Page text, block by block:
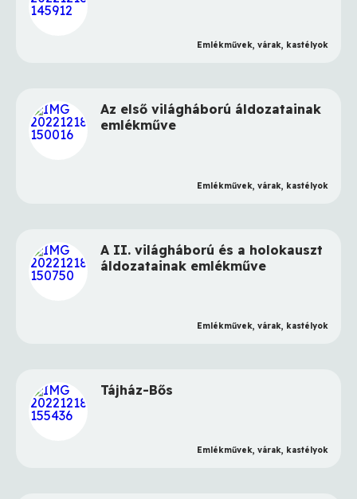
Emlékművek, várak, kastélyok
Az első világháború áldozatainak
emlékműve
Emlékművek, várak, kastélyok
A II. világháború és a holokauszt
áldozatainak emlékműve
Emlékművek, várak, kastélyok
Tájház-Bős
Emlékművek, várak, kastélyok